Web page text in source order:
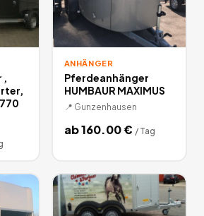
,
ANHÄNGER
Pferdeanhänger
HUMBAUR MAXIMUS
📍 Gunzenhausen
ab160.00€ / Tag